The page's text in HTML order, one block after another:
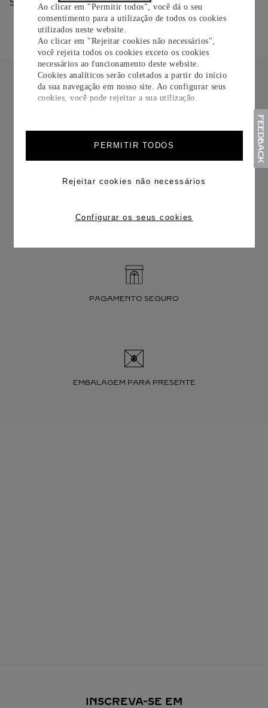
Ao clicar em "Permitir todos", você dá o seu
consentimento para a utilização de todos os cookies
utilizados neste website.
Ao clicar em "Rejeitar cookies não necessários",
você rejeita todos os cookies exceto os cookies
necessários ao funcionamento deste website.
Cookies analíticos serão coletados a partir do início
da sua navegação em nosso site. Ao configurar seus
cookies, você pode rejeitar a sua utilização.
PERMITIR TODOS
Rejeitar cookies não necessários
Configurar os seus cookies
FRETE CORTESIA
TROCAS E DEVOLUÇÕES
PAGAMENTO SEGURO
EMBALAGEM PARA PRESENTE
INSCREVA-SE EM